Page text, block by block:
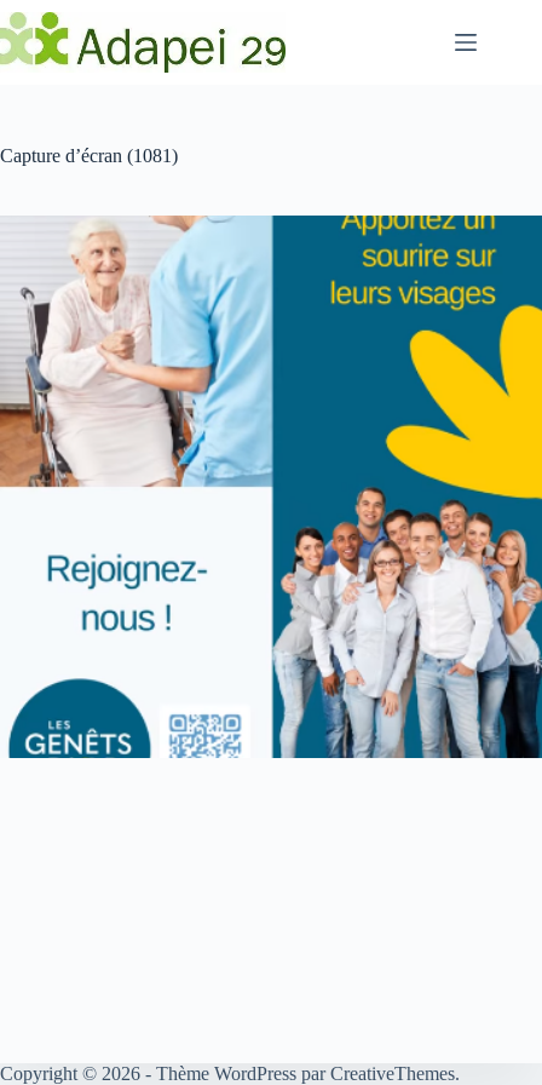
Passer
au
contenu
Capture d’écran (1081)
Copyright © 2026 - Thème WordPress parCreativeThemes.